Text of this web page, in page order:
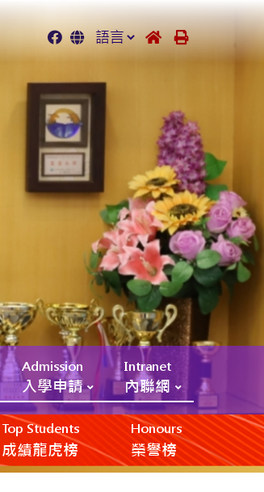
Admission
入學申請
Intranet
內聯網
Top Students
成績龍虎榜
Honours
榮譽榜